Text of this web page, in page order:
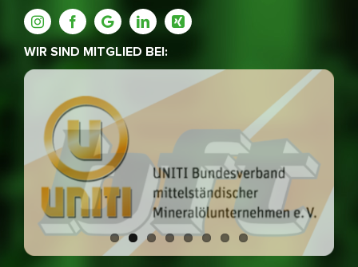
WIR SIND MITGLIED BEI: